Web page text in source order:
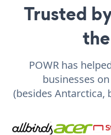
Trusted
POWR has
businesses
(besides Antarctica,